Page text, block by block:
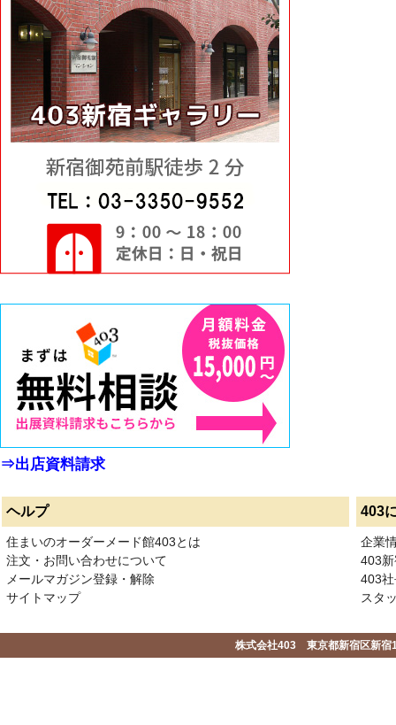
⇒出店資料請求
ヘルプ 403
住まいのオーダーメード館403とは
注文・お問い合わせについて
メールマガジン登録・解除
サイトマップ
企業
403
403
スタ
株式会社403 東京都新宿区新